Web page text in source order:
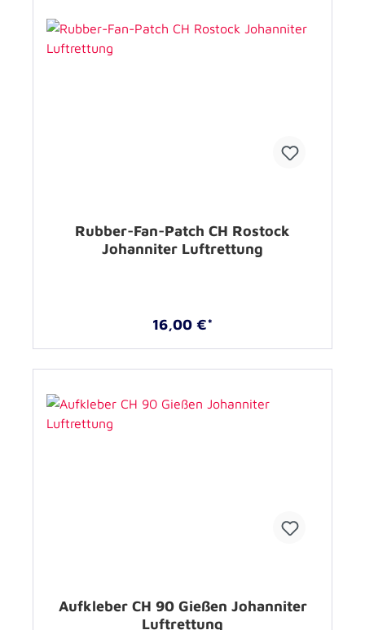
Rubber-Fan-Patch CH Rostock
Johanniter Luftrettung
16,00 €*
Aufkleber CH 90 Gießen Johanniter
Luftrettung